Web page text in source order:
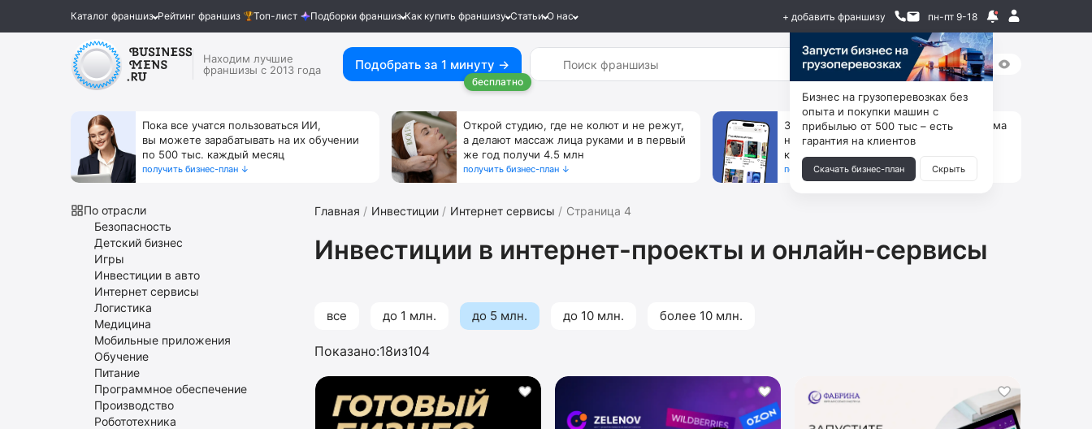
Каталог франшиз Рейтинг франшиз Топ-лист Подборки франшиз Как купить франшизу Статьи О нас + добавить франшизу пн-пт 9-18
Находим лучшие
франшизы с 2013 года
Подобрать за 1 минуту →
бесплатно
Пока все учатся пользоваться ИИ,
вы можете зарабатывать на их обучении
по 500 тыс. каждый месяц
получить бизнес-план ↓
Открой студию, где не колют и не режут,
а делают массаж лица руками и в первый
же год получи 4.5 млн
получить бизнес-план ↓
За 90 тыс. открой магазин на Авито, дома
ни коробок, ни товара, ни склада, зато
каждый месяц +125 тыс. чистыми
получить бизнес-план ↓
По отрасли
Безопасность
Детский бизнес
Игры
Инвестиции в авто
Интернет сервисы
Логистика
Медицина
Мобильные приложения
Обучение
Питание
Программное обеспечение
Производство
Робототехника
Главная Инвестиции Интернет сервисы Страница 4
Инвестиции в интернет-проекты и онлайн-сервисы
все до 1 млн. до 5 млн. до 10 млн. более 10 млн.
Показано:18из104
Бизнес на грузоперевозках без
опыта и покупки машин с
прибылью от 500 тыс – есть
гарантия на клиентов
Скачать бизнес-план Скрыть